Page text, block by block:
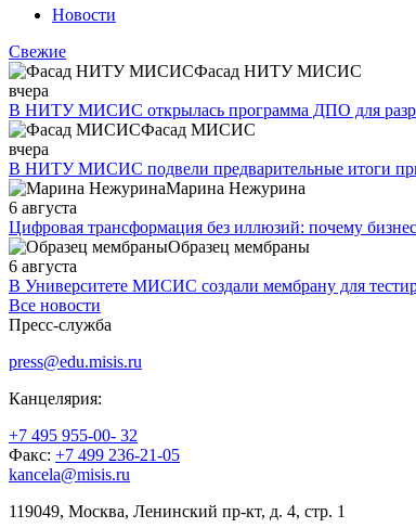
Новости
Свежие
Фасад НИТУ МИСИС
вчера
В НИТУ МИСИС открылась программа ДПО для
Фасад МИСИС
вчера
В НИТУ МИСИС подвели предварительные итоги
Марина Нежурина
6 августа
Цифровая трансформация без иллюзий: почему
Образец мембраны
6 августа
В Университете МИСИС создали мембрану для
Все новости
Пресс-служба
press@edu.misis.ru
Канцелярия:
+7 495 955-00- 32
Факс: +7 499 236-21-05
kancela@misis.ru
119049, Москва, Ленинский пр-кт, д. 4, стр. 1